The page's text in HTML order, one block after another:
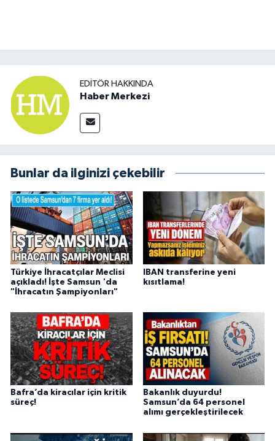
EDITÖR HAKKINDA
Haber Merkezi
Bunlar da ilginizi çekebilir
Türkiye İhracatçılar Meclisi
açıkladı! İşte Samsun 'da
"İhracatın Şampiyonları"
IBAN transferine yeni
kısıtlama!
Bafra’da kiracılar için kritik
süreç!
Bakanlık duyurdu!
Samsun’da 64 personel
alımı gerçekleştirilecek